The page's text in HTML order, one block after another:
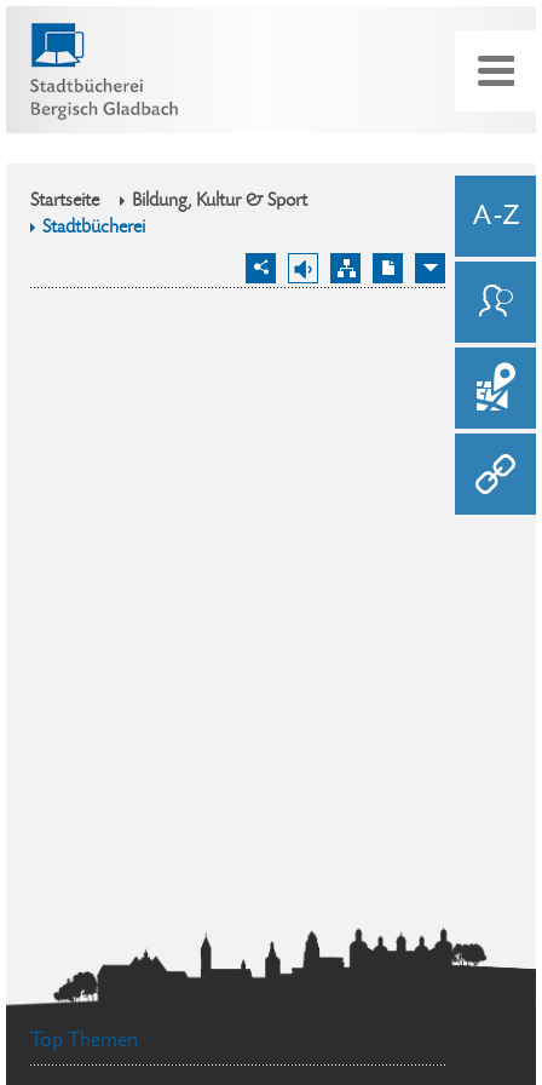
Startseite
Bildung, Kultur & Sport
Stadtbücherei
Top Themen